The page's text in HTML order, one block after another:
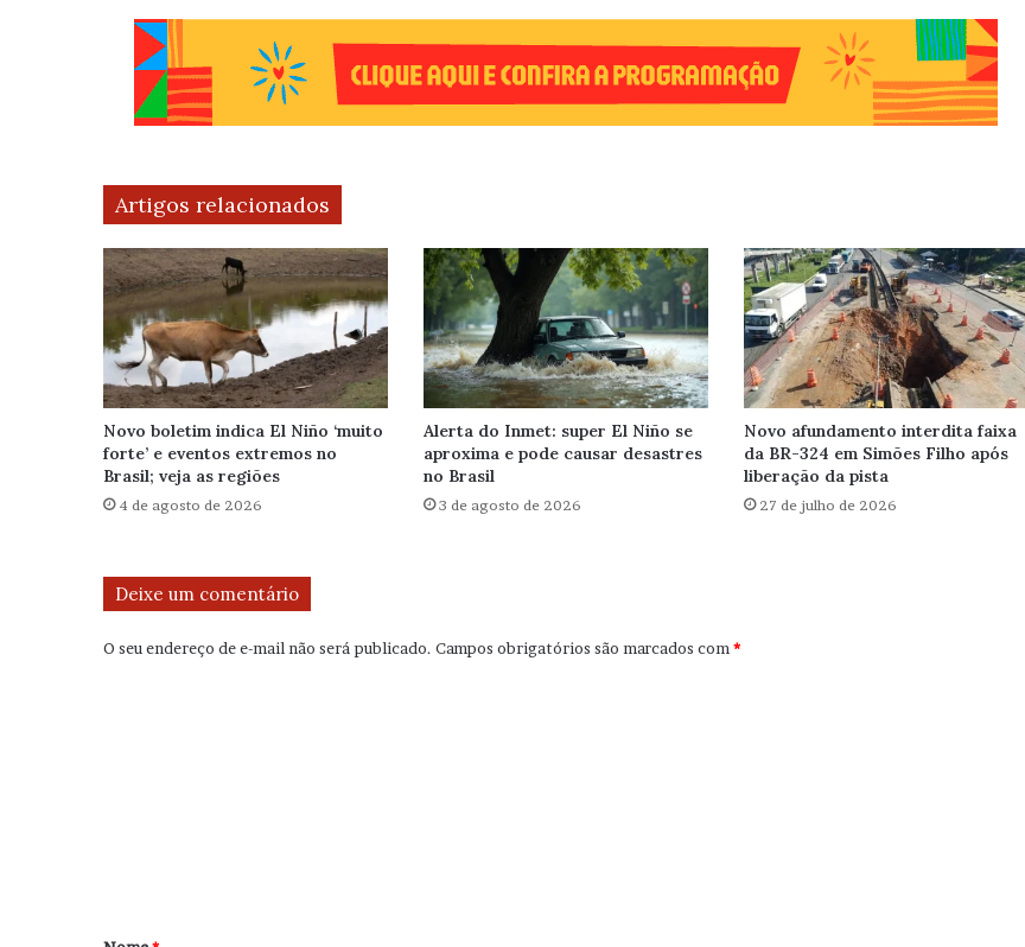
Artigos relacionados
Novo boletim indica El Niño ‘muito
forte’ e eventos extremos no
Brasil; veja as regiões
4 de agosto de 2026
Alerta do Inmet: super El Niño se
aproxima e pode causar desastres
no Brasil
3 de agosto de 2026
Novo afundamento interdita faixa
da BR-324 em Simões Filho após
liberação da pista
27 de julho de 2026
Deixe um comentário
O seu endereço de e-mail não será publicado. Campos obrigatórios são marcados com*
r